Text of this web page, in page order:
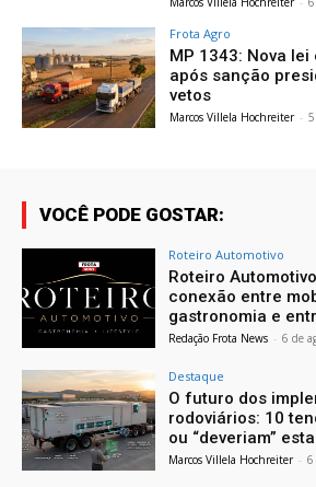
Frota Agro
MP 1343: Nova
após sanção
vetos
Marcos Villela Hochreiter -
VOCÊ PODE GOSTAR:
Roteiro Automotivo
Roteiro
conexão entre
gastronomia e
Redação Frota News - 6 de
Destaque
O futuro dos
rodoviários: 10
ou “deveriam”
Marcos Villela Hochreiter - 6